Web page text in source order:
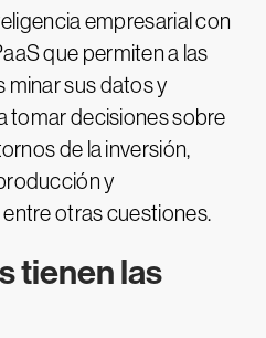
empresarial con
que permiten a las
minar sus datos y
tomar decisiones sobre
de la inversión,
y
otras cuestiones.
tienen las